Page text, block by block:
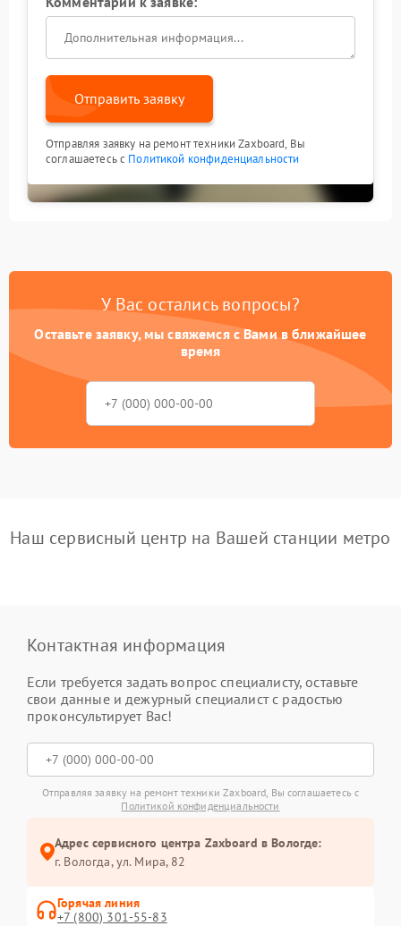
Отправить заявку
Отправляя заявку на ремонт техники Zaxboard, Вы
соглашаетесь с Политикой конфиденциальности
У Вас остались вопросы?
Оставьте заявку, мы свяжемся с Вами в ближайшее
время
Наш сервисный центр на Вашей станции метро
Контактная информация
Если требуется задать вопрос специалисту, оставьте
свои данные и дежурный специалист с радостью
проконсультирует Вас!
Отправляя заявку на ремонт техники Zaxboard, Вы соглашаетесь с
Политикой конфиденциальности
Адрес сервисного центра Zaxboard в Вологде:
г. Вологда, ул. Мира, 82
Горячая линия
+7 (800) 301-55-83